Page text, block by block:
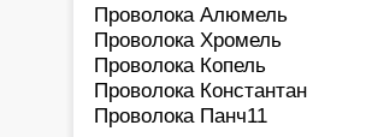
Проволока Алюмель
Проволока Хромель
Проволока Копель
Проволока Константан
Проволока Панч11